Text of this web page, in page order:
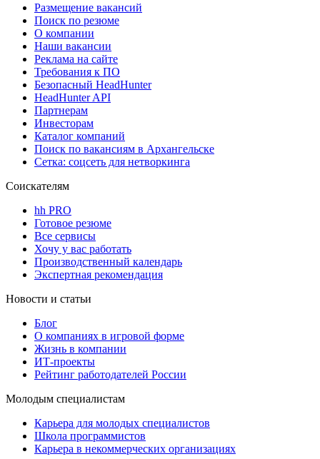
Размещение вакансий
Поиск по резюме
О компании
Наши вакансии
Реклама на сайте
Требования к ПО
Безопасный HeadHunter
HeadHunter API
Партнерам
Инвесторам
Каталог компаний
Поиск по вакансиям в Архангельске
Сетка: соцсеть для нетворкинга
Соискателям
hh PRO
Готовое резюме
Все сервисы
Хочу у вас работать
Производственный календарь
Экспертная рекомендация
Новости и статьи
Блог
О компаниях в игровой форме
Жизнь в компании
ИТ-проекты
Рейтинг работодателей России
Молодым специалистам
Карьера для молодых специалистов
Школа программистов
Карьера в некоммерческих организациях